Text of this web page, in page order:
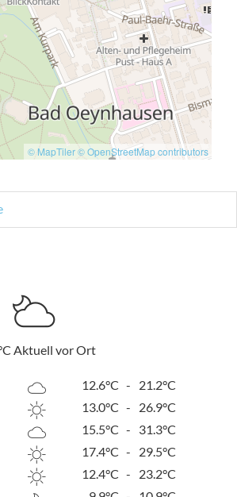
© MapTiler© OpenStreetMap contributors
Aktuell vor Ort
12.6°C -
21.2°C
13.0°C -
26.9°C
15.5°C -
31.3°C
17.4°C -
29.5°C
12.4°C -
23.2°C